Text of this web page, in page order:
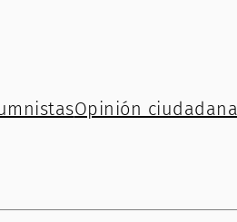
Opinión ciudadana